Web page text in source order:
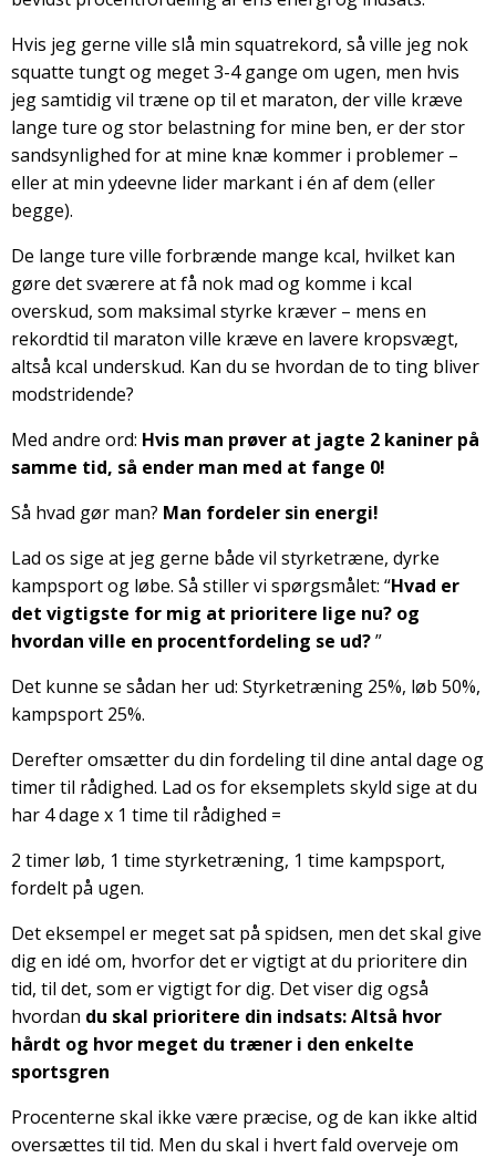
Hvis jeg gerne ville slå min squatrekord, så ville jeg nok
squatte tungt og meget 3-4 gange om ugen, men hvis
jeg samtidig vil træne op til et maraton, der ville kræve
lange ture og stor belastning for mine ben, er der stor
sandsynlighed for at mine knæ kommer i problemer –
eller at min ydeevne lider markant i én af dem (eller
begge).
De lange ture ville forbrænde mange kcal, hvilket kan
gøre det sværere at få nok mad og komme i kcal
overskud, som maksimal styrke kræver – mens en
rekordtid til maraton ville kræve en lavere kropsvægt,
altså kcal underskud. Kan du se hvordan de to ting bliver
modstridende?
Med andre ord: Hvis man prøver at jagte 2 kaniner på
samme tid, så ender man med at fange 0!
Så hvad gør man? Man fordeler sin energi!
Lad os sige at jeg gerne både vil styrketræne, dyrke
kampsport og løbe. Så stiller vi spørgsmålet: “Hvad er
det vigtigste for mig at prioritere lige nu? og
hvordan ville en procentfordeling se ud?”
Det kunne se sådan her ud: Styrketræning 25%, løb 50%,
kampsport 25%.
Derefter omsætter du din fordeling til dine antal dage og
timer til rådighed. Lad os for eksemplets skyld sige at du
har 4 dage x 1 time til rådighed =
2 timer løb, 1 time styrketræning, 1 time kampsport,
fordelt på ugen.
Det eksempel er meget sat på spidsen, men det skal give
dig en idé om, hvorfor det er vigtigt at du prioritere din
tid, til det, som er vigtigt for dig. Det viser dig også
hvordan du skal prioritere din indsats: Altså hvor
hårdt og hvor meget du træner i den enkelte
sportsgren
Procenterne skal ikke være præcise, og de kan ikke altid
oversættes til tid. Men du skal i hvert fald overveje om